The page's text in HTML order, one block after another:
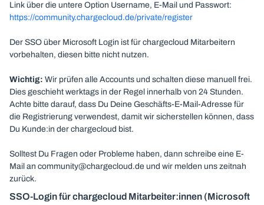
Link über die untere Option Username, E-Mail und Passwort:
https://community.chargecloud.de/private/register
Der SSO über Microsoft Login ist für chargecloud Mitarbeitern
vorbehalten, diesen bitte nicht nutzen.
Wichtig: Wir prüfen alle Accounts und schalten diese manuell frei.
Dies geschieht werktags in der Regel innerhalb von 24 Stunden.
Achte bitte darauf, dass Du Deine Geschäfts-E-Mail-Adresse für
die Registrierung verwendest, damit wir sicherstellen können, dass
Du Kunde:in der chargecloud bist.
Solltest Du Fragen oder Probleme haben, dann schreibe eine E-
Mail an community@chargecloud.de und wir melden uns zeitnah
zurück.
SSO-Login für chargecloud Mitarbeiter:innen (Microsoft